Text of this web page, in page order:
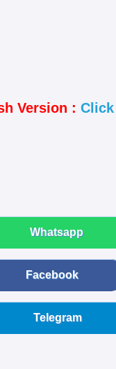
Version : Click
Whatsapp
Facebook
Telegram